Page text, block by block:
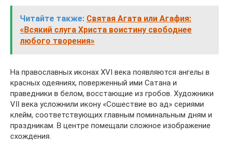
Читайте также: Святая Агата или Агафия:
«Всякий слуга Христа воистину свободнее
любого творения»
На православных иконах XVI века появляются ангелы в
красных одеяниях, поверженный ими Сатана и
праведники в белом, восстающие из гробов. Художники
VII века усложнили икону «Сошествие во ад» сериями
клейм, соответствующих главным поминальным дням и
праздникам. В центре помещали сложное изображение
схождения.